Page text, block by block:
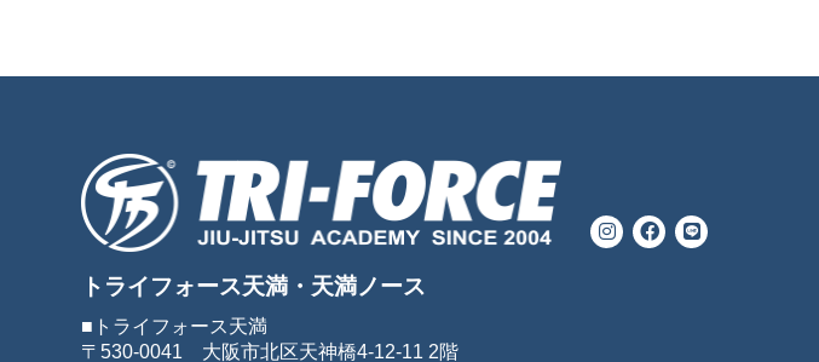
トライフォース天満・天満ノース
■トライフォース天満
〒530-0041 大阪市北区天神橋4-12-11 2階